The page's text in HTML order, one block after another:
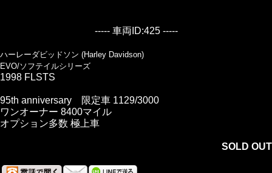
----- 車両ID:425 -----
ハーレーダビッドソン (Harley Davidson)
EVO/ソフテイルシリーズ
1998 FLSTS
95th anniversary 限定車 1129/3000
ワンオーナー 8400マイル
オプション多数 極上車
SOLD OUT